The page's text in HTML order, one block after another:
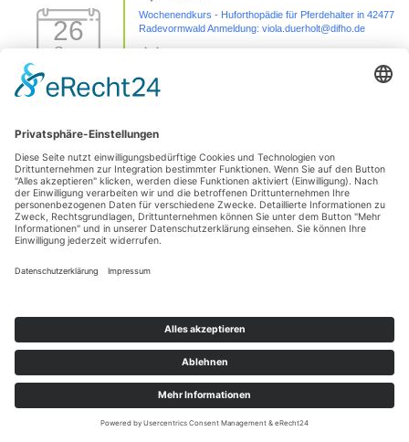
26
Sep.
Wochenendkurs - Huforthopädie für Pferdehalter in 42477
Radevormwald Anmeldung: viola.duerholt@difho.de
Okt.
Sezierseminar in 71576 Burgstetten (von
Burgstetten
01
Nov.
1 Tages Hufseminar-Sezieren16727 Velten - mit Michelle
Yakobi Anmeldung: unter info@difho.de
1 Nov. 26
© 2026Die Huforthopädie Schule |Bootstrap-Theme für WordPress